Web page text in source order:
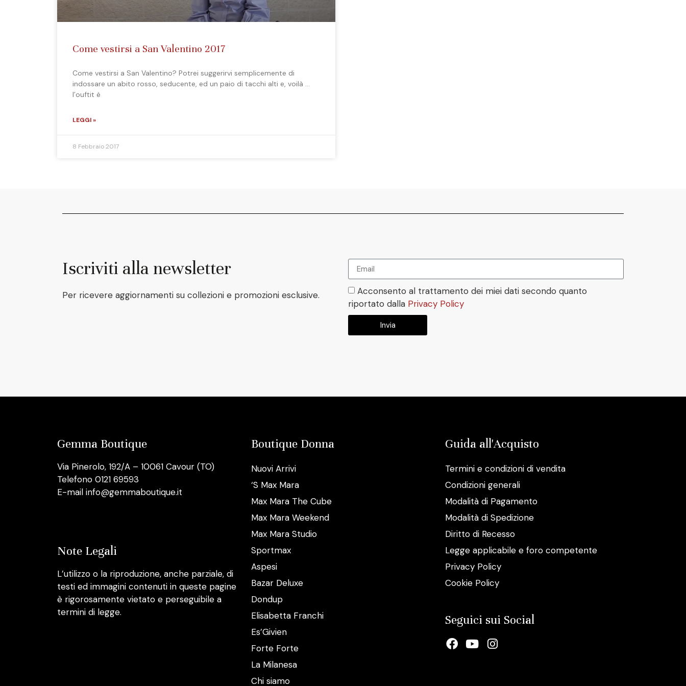
Come vestirsi a San Valentino 2017
Come vestirsi a San Valentino? Potrei suggerirvi semplicemente di
indossare un abito rosso, seducente, ed un paio di tacchi alti e, voilà …
l’ouftit è
LEGGI »
8 Febbraio 2017
Iscriviti alla newsletter
Per ricevere aggiornamenti su collezioni e promozioni esclusive.
Acconsento al trattamento dei miei dati secondo quanto
riportato dalla Privacy Policy
Invia
Gemma Boutique
Via Pinerolo, 192/A – 10061 Cavour (TO)
Telefono 0121 69593
E-mail info@gemmaboutique.it
Note Legali
L’utilizzo o la riproduzione, anche parziale, di
testi ed immagini contenuti in queste pagine
è rigorosamente vietato e perseguibile a
termini di legge.
Boutique Donna
Nuovi Arrivi
‘S Max Mara
Max Mara The Cube
Max Mara Weekend
Max Mara Studio
Sportmax
Aspesi
Bazar Deluxe
Dondup
Elisabetta Franchi
Es’Givien
Forte Forte
La Milanesa
Chi siamo
Guida all'Acquisto
Termini e condizioni di vendita
Condizioni generali
Modalità di Pagamento
Modalità di Spedizione
Diritto di Recesso
Legge applicabile e foro competente
Privacy Policy
Cookie Policy
Seguici sui Social